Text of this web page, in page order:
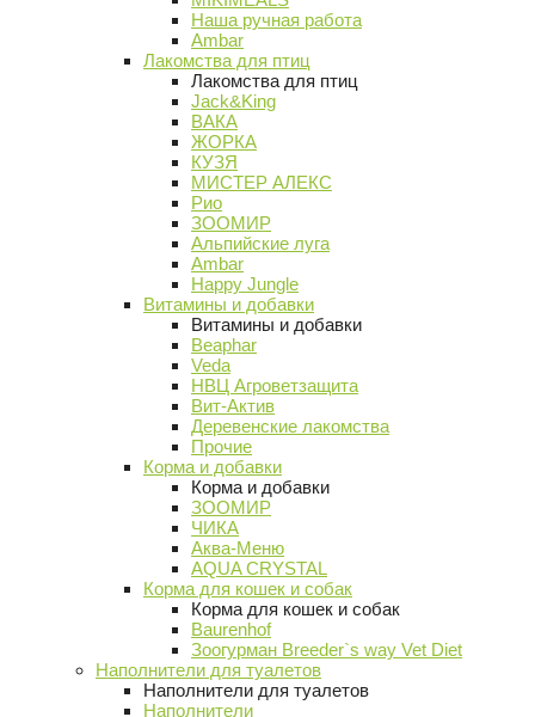
Наша ручная работа
Ambar
Лакомства для птиц
Лакомства для птиц
Jack&King
ВАКА
ЖОРКА
КУЗЯ
МИСТЕР АЛЕКС
Рио
ЗООМИР
Альпийские луга
Ambar
Happy Jungle
Витамины и добавки
Витамины и добавки
Beaphar
Veda
НВЦ Агроветзащита
Вит-Актив
Деревенские лакомства
Прочие
Корма и добавки
Корма и добавки
ЗООМИР
ЧИКА
Аква-Меню
AQUA CRYSTAL
Корма для кошек и собак
Корма для кошек и собак
Baurenhof
Зоогурман Breeder`s way Vet Diet
Наполнители для туалетов
Наполнители для туалетов
Наполнители